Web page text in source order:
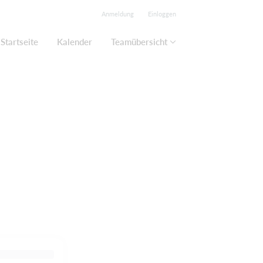
Anmeldung Einloggen
Startseite Kalender Teamübersicht